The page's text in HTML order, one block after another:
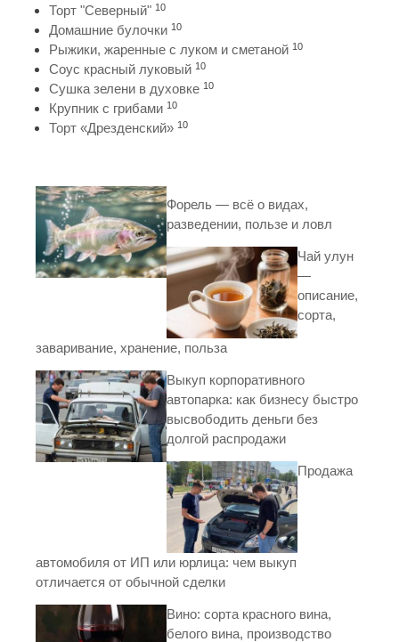
Торт "Северный" 10
Домашние булочки 10
Рыжики, жаренные с луком и сметаной 10
Соус красный луковый 10
Сушка зелени в духовке 10
Крупник с грибами 10
Торт «Дрезденский» 10
Форель — всё о видах,
разведении, пользе и ловл
Чай улун
—
описание,
сорта,
заваривание, хранение, польза
Выкуп корпоративного
автопарка: как бизнесу быстро
высвободить деньги без
долгой распродажи
Продажа
автомобиля от ИП или юрлица: чем выкуп
отличается от обычной сделки
Вино: сорта красного вина,
белого вина, производство